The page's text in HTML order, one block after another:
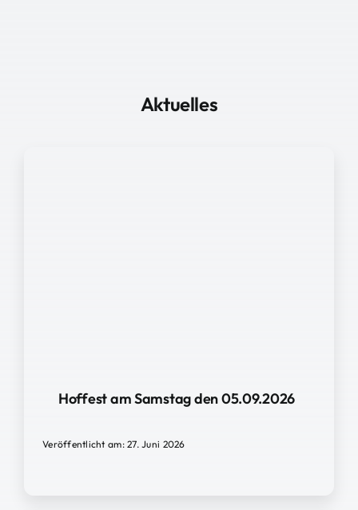
Aktuelles
Hoffest am Samstag den 05.09.2026
Veröffentlicht am: 27. Juni 2026